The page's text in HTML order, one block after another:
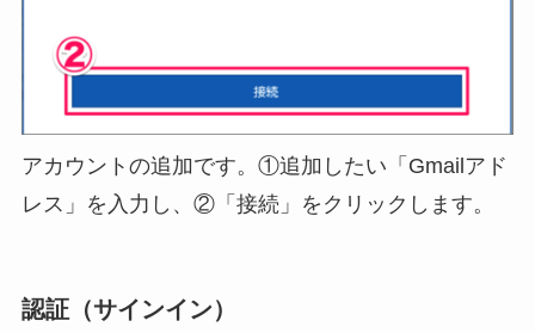
アカウントの追加です。①追加したい「Gmailアド
レス」を入力し、②「接続」をクリックします。
認証（サインイン）